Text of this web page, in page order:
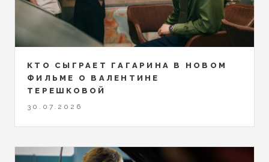
КТО СЫГРАЕТ ГАГАРИНА В НОВОМ
ФИЛЬМЕ О ВАЛЕНТИНЕ
ТЕРЕШКОВОЙ
30.07.2026